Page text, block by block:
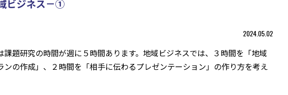
ビジネス－①
2024.05.02
課題研究の時間が週に５時間あります。地域ビジネスでは、３時間を「地域
ンの作成」、２時間を「相手に伝わるプレゼンテーション」の作り方を考え